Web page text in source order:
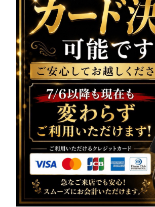
いつも配信を楽しみにしてくださって
ご迷惑をおかけし誠に申し訳ござ
本日の営業情報・出勤情報は、
こちらで
だきます
vivienne（ヴ
ン）池袋西口
系列が誇る美女達が在籍
美脚キャバクラ
本日も元気に営業中
18:00〜
営業
️総勢35名出勤＋体験入店3名